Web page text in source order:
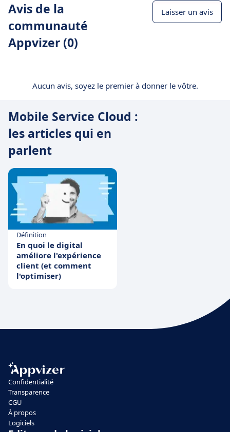
Avis de la
communauté
Appvizer (0)
Laisser un avis
Aucun avis, soyez le premier à donner le vôtre.
Mobile Service Cloud :
les articles qui en
parlent
Définition
En quoi le digital
améliore l'expérience
client (et comment
l'optimiser)
Confidentialité
Transparence
CGU
À propos
Logiciels